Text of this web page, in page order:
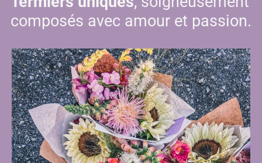
composés avec amour et passion.